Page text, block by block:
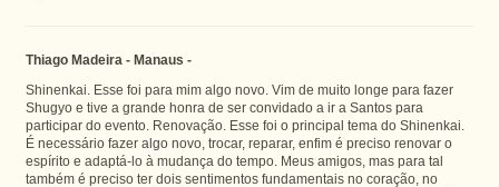
Thiago Madeira - Manaus -
Shinenkai. Esse foi para mim algo novo. Vim de muito longe para fazer
Shugyo e tive a grande honra de ser convidado a ir a Santos para
participar do evento. Renovação. Esse foi o principal tema do Shinenkai.
É necessário fazer algo novo, trocar, reparar, enfim é preciso renovar o
espírito e adaptá-lo à mudança do tempo. Meus amigos, mas para tal
também é preciso ter dois sentimentos fundamentais no coração, no